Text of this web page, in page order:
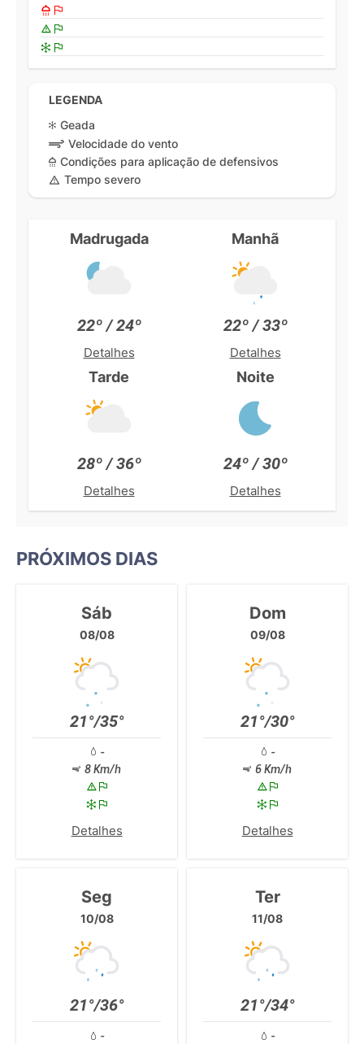
LEGENDA
Geada
Velocidade do vento
Condições para aplicação de defensivos
Tempo severo
Madrugada
22º / 24º
Detalhes
Manhã
22º / 33º
Detalhes
Tarde
28º / 36º
Detalhes
Noite
24º / 30º
Detalhes
PRÓXIMOS DIAS
Sáb
08/08
21°/35°
-
8 Km/h
Detalhes
Dom
09/08
21°/30°
-
6 Km/h
Detalhes
Seg
10/08
21°/36°
-
Ter
11/08
21°/34°
-